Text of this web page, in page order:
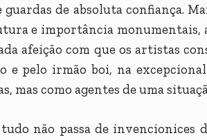
guardas de absoluta confiança.
e importância monumentais,
afeição com que os artistas
e pelo irmão boi, na
mas como agentes de uma
não passa de invencionices